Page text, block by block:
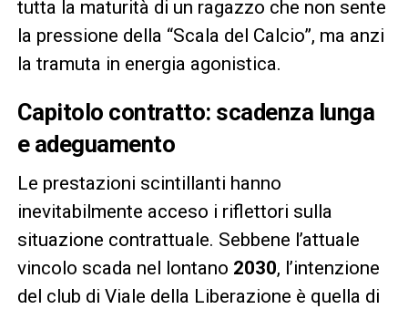
tutta la maturità di un ragazzo che non sente
la pressione della “Scala del Calcio”, ma anzi
la tramuta in energia agonistica.
Capitolo contratto: scadenza lunga
e adeguamento
Le prestazioni scintillanti hanno
inevitabilmente acceso i riflettori sulla
situazione contrattuale. Sebbene l’attuale
vincolo scada nel lontano 2030, l’intenzione
del club di Viale della Liberazione è quella di